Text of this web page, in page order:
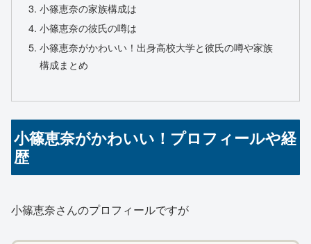
小篠恵奈の家族構成は
小篠恵奈の彼氏の噂は
小篠恵奈がかわいい！出身高校大学と彼氏の噂や家族
構成まとめ
小篠恵奈がかわいい！プロフィールや経
歴
小篠恵奈さんのプロフィールですが